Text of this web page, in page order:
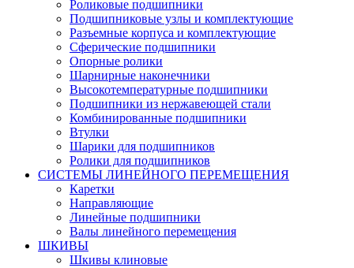
Роликовые подшипники
Подшипниковые узлы и комплектующие
Разъемные корпуса и комплектующие
Сферические подшипники
Опорные ролики
Шарнирные наконечники
Высокотемпературные подшипники
Подшипники из нержавеющей стали
Комбинированные подшипники
Втулки
Шарики для подшипников
Ролики для подшипников
СИСТЕМЫ ЛИНЕЙНОГО ПЕРЕМЕЩЕНИЯ
Каретки
Направляющие
Линейные подшипники
Валы линейного перемещения
ШКИВЫ
Шкивы клиновые